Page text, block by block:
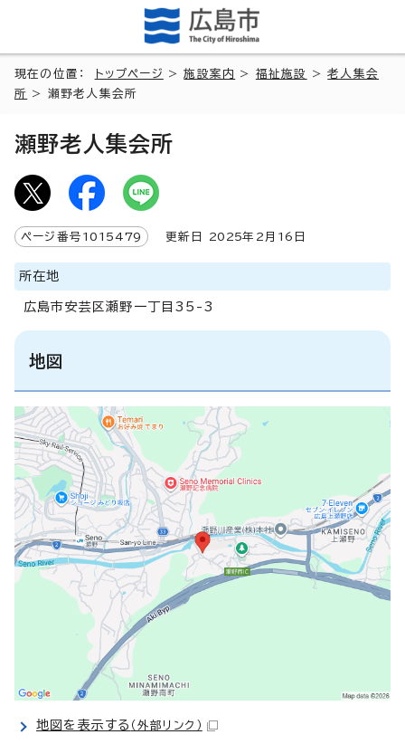
現在の位置： トップページ >施設案内 > 福祉施設 >老人集会
所 > 瀬野老人集会所
瀬野老人集会所
ページ番号 1015479 更新日 2025年2月 16 日
所在地
広島市安芸区瀬野一丁目35-3
地図
地図を表示する （外部リンク）